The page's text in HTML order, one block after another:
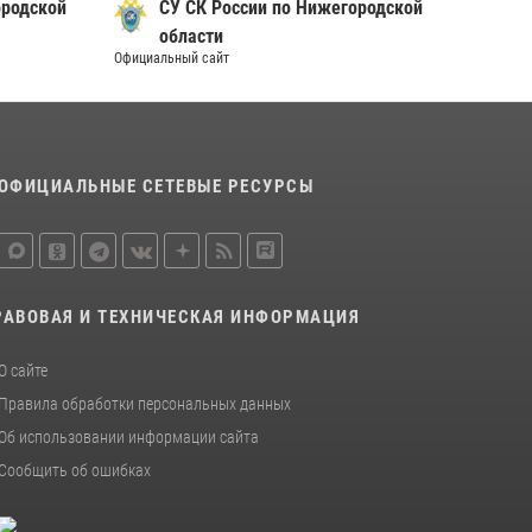
Росгвардии почтили память святого
равноапостольного князя Владимира
28 июля 2026, 15:39
СУ СК России по Нижегородской
области
Официальный сайт
СЕТЕВЫЕ РЕСУРСЫ
И ТЕХНИЧЕСКАЯ ИНФОРМАЦИЯ
О сайте
Правила обработки персональных данных
Об использовании информации сайта
Сообщить об ошибках